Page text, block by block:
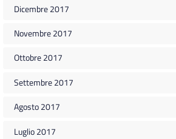
Dicembre 2017
Novembre 2017
Ottobre 2017
Settembre 2017
Agosto 2017
Luglio 2017